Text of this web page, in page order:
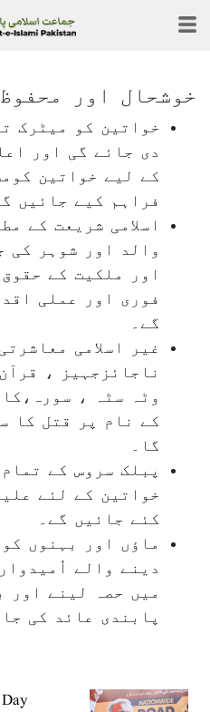
خوشحال اور
خواتین کو میٹرک
دی جائے گی اور
کے لیے خواتین
فراہم کیے جائیں
اسلامی شریعت کے
والد اور شوہر کی
اور ملکیت کے
فوری اور عملی
گے۔
غیر اسلامی
ناجائزجہیز ،
وٹہ سٹہ ،
کے نام پر قتل کا
گا۔
پبلک سروس کے
خواتین کے لئے
کئے جائیں گے۔
ماؤں اور بہنوں
دینے والے
میں حصہ لینے اور
پابندی عائد کی